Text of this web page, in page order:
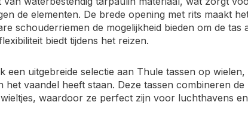
de elementen. De brede opening met rits maakt
schouderriemen de mogelijkheid bieden om de tas
biedt tijdens het reizen.
een uitgebreide selectie aan Thule tassen op
het vaandel heeft staan. Deze tassen combineren
waardoor ze perfect zijn voor luchthavens